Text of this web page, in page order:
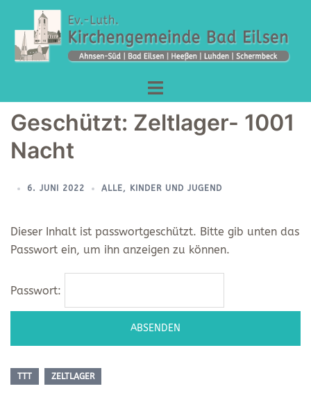
Geschützt: Zeltlager- 1001
Nacht
6. JUNI 2022 ALLE, KINDER UND JUGEND
Dieser Inhalt ist passwortgeschützt. Bitte gib unten das
Passwort ein, um ihn anzeigen zu können.
Passwort:
TTT ZELTLAGER